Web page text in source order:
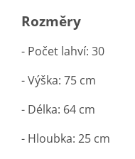
Rozměry
- Počet lahví: 30
- Výška: 75 cm
- Délka: 64 cm
- Hloubka: 25 cm